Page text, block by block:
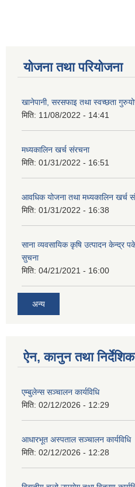
योजना तथा परियोजना
खानेपानी, सरसफाइ तथा स्वच्छता
मिति: 11/08/2022 - 14:41
मध्यकालिन खर्च संरचना
मिति: 01/31/2022 - 16:51
आवधिक योजना तथा मध्यकालिन खर्च
मिति: 01/31/2022 - 16:38
साना व्यवसायिक कृषि उत्पादन केन्द्र
सुचना
मिति: 04/21/2021 - 16:00
अन्य
ऐन, कानुन तथा
एम्बुलेन्स सञ्चालन कार्यविधि
मिति: 02/12/2026 - 12:29
आधारभूत अस्पताल सञ्चालन कार्यविधि
मिति: 02/12/2026 - 12:28